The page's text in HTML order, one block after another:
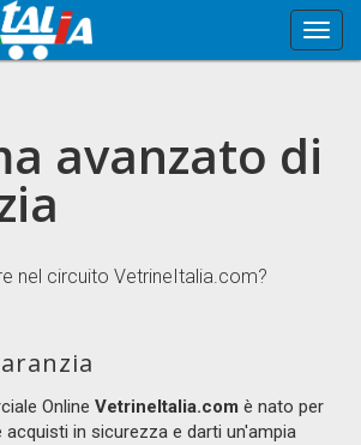
Menù
avanzato di
nel circuito VetrineItalia.com?
Online VetrineItalia.com è nato per
in sicurezza e darti un'ampia